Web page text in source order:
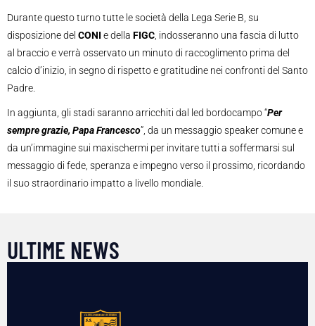
Durante questo turno tutte le società della Lega Serie B, su
disposizione del CONI e della FIGC , indosseranno una fascia di lutto
al braccio e verrà osservato un minuto di raccoglimento prima del
calcio d’inizio, in segno di rispetto e gratitudine nei confronti del Santo
Padre.
In aggiunta, gli stadi saranno arricchiti dal led bordocampo “Per
sempre grazie, Papa Francesco”, da un messaggio speaker comune e
da un’immagine sui maxischermi per invitare tutti a soffermarsi sul
messaggio di fede, speranza e impegno verso il prossimo, ricordando
il suo straordinario impatto a livello mondiale.
ULTIME NEWS